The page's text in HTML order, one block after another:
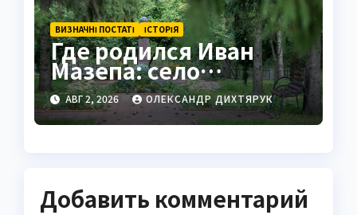
ВИЗНАЧНІ ПОСТАТІ ІСТОРІЯ
Где родился Иван
Мазепа: село
Мазепинцы и корни
легендарного гетмана
АВГ 2, 2026 ОЛЕКСАНДР ДИХТЯРУК
Добавить комментарий